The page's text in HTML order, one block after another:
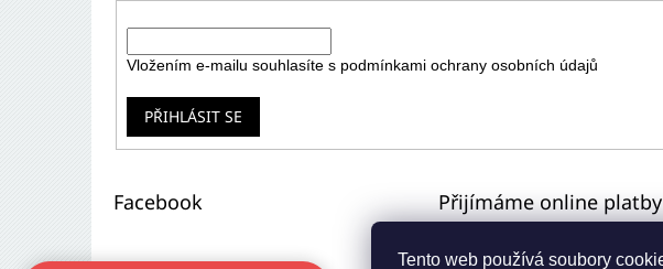
Tento web používá soubory
Vložením e-mailu souhlasíte s podmínkami ochrany osobních údajů
PŘIHLÁSIT SE
Facebook Přijímáme online platby